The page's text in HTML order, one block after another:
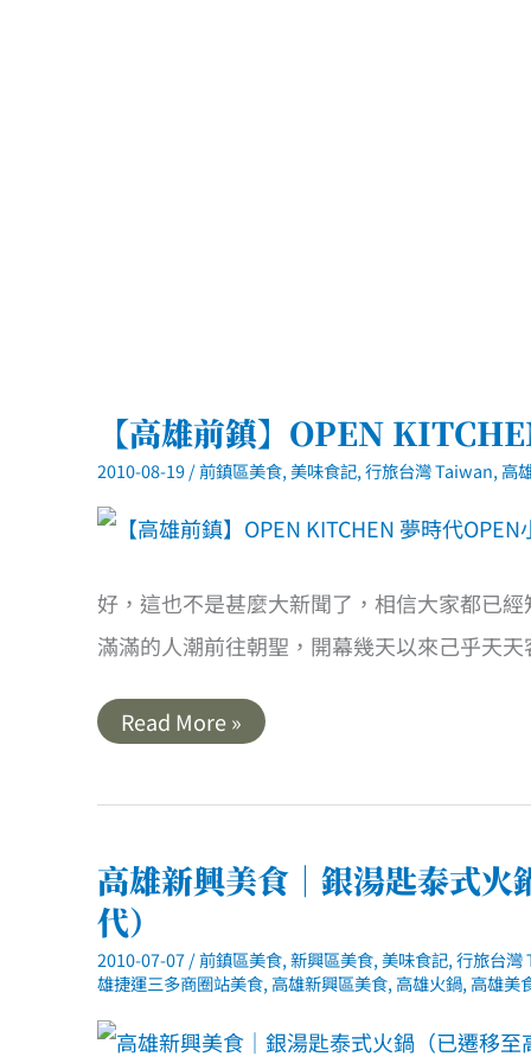
【高雄前鎮】OPEN
2010-08-19/前鎮區美食,美味食記,行旅台灣 Taiwan, 高
好，這也不是甚麼大新聞了，相信大家都已
滿滿的人潮前往朝聖，開幕幾天以來己乎天
【高
雄
OPEN
時
代
OPEN
小
將
主
題
廳
Read More »
高雄新興美食｜銀湯匙泰式
代）
2010-07-07/前鎮區美食,新興區美食,美味食記,行旅台灣
雄捷運三多商圈站美食, 高雄新興區美食, 高雄火鍋, 高雄美